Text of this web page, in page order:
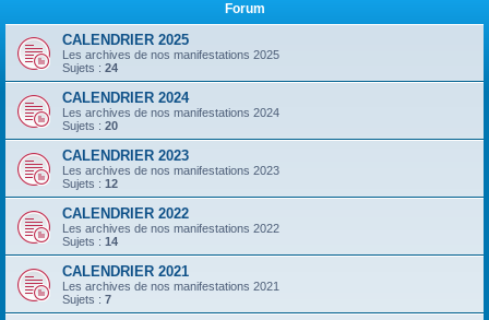
Forum
CALENDRIER 2025
Les archives de nos manifestations 2025
Sujets : 24
CALENDRIER 2024
Les archives de nos manifestations 2024
Sujets : 20
CALENDRIER 2023
Les archives de nos manifestations 2023
Sujets : 12
CALENDRIER 2022
Les archives de nos manifestations 2022
Sujets : 14
CALENDRIER 2021
Les archives de nos manifestations 2021
Sujets : 7